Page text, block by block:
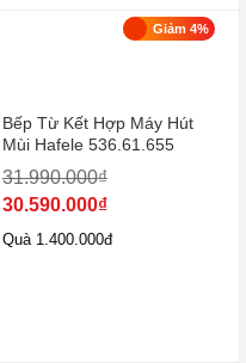
Giảm 4%
Bếp Từ Kết Hợp Máy Hút
Mùi Hafele 536.61.655
31.990.000₫
30.590.000₫
Quà 1.400.000đ